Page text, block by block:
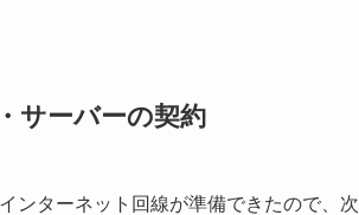
サーバーの契約
ンターネット回線が準備できたので、